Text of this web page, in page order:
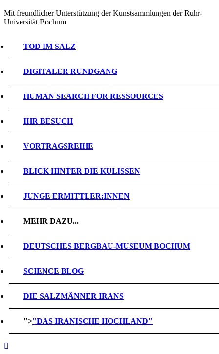
Mit freundlicher Unterstützung der Kunstsammlungen der Ruhr-
Universität Bochum
TOD IM SALZ
DIGITALER RUNDGANG
HUMAN SEARCH FOR RESSOURCES
IHR BESUCH
VORTRAGSREIHE
BLICK HINTER DIE KULISSEN
JUNGE ERMITTLER:INNEN
MEHR DAZU...
DEUTSCHES BERGBAU-MUSEUM BOCHUM
SCIENCE BLOG
DIE SALZMÄNNER IRANS
">"DAS IRANISCHE HOCHLAND"